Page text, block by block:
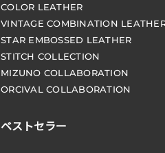
COLOR LEATHER
VINTAGE COMBINATION
STAR EMBOSSED LEATHER
STITCH COLLECTION
MIZUNO COLLABORATION
ORCIVAL COLLABORATION
ベストセラー